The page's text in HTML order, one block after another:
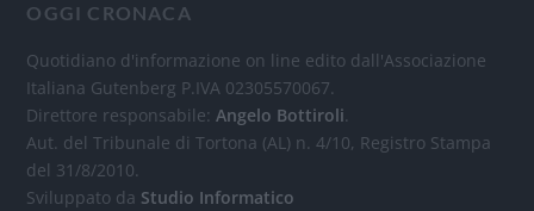
OGGI CRONACA
Quotidiano d'informazione on line edito dall'Associazione
Italiana Gutenberg P.IVA 02305570067.
Direttore responsabile:Angelo Bottiroli.
Aut. del Tribunale di Tortona (AL) n. 4/10, Registro Stampa
del 31/8/2010.
Sviluppato da Studio Informatico